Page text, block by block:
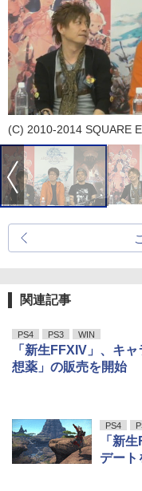
(C) 2010-2014 SQUARE
関連記事
PS4 PS3 WIN
「新生FFXIV」、キ
想薬」の販売を開始
PS4
「新
デート